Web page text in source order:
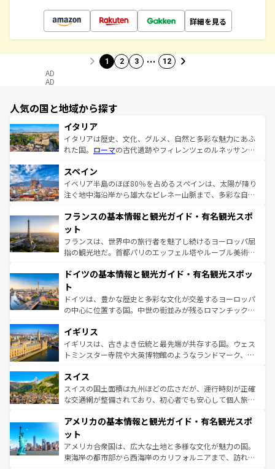
詳細を見る
1 2 3 … 12
AD
AD
人気の国と地域から探す
イタリア
イタリアは歴史、文化、グルメ、自然と多彩な魅力にあふ
れた国。 ローマの古代遺跡やフィレンツェのルネッサンス
ろん、トスカーナの美しい田園風景やアマルフィ海岸の絶
景など、自然景観も見逃せない。観光の合間には、本場の
ピザやパスタなど、絶品のイタリア料理を堪能することも
ませてくれるイタリアで、忘れられない旅をしてみよう！
なお、新着のイタリア情報は
しい。
スペイン
イベリア半島のほぼ80％を占めるスペインは、太陽が降り
注ぐ地中海沿岸から雄大なピレネー山脈まで、多彩な自然
文化が根付くこの国では、情熱的なフラメンコ、熱気あふ
れる闘牛、そして美味しいタパスが生活の一部となってい
る。首都マドリードの洗練された雰囲気や、バルセロナの
アートに溢れた街角から、地方では古代ローマ遺跡や中世
せる。地方によって風土や気候が異なるスペインはその個
ンテンツ一覧 を参照してほしい。
フランスの基本情報と観光ガイド・有名観光スポ
ット
フランスは、世界中の旅行者を魅了し続けるヨーロッパ屈
指の観光地だ。首都パリのエッフェル塔やルーブル美術館
で、幅広い魅力が詰まっている。華麗な宮殿、歴史的な大
聖堂、美しいビーチ、そして豊かな自然が、訪れる者を心
から魅了する。また、フランスは美食の国としても知ら
れ、フランス料理はユネスコ無形文化遺産にも登録されて
香り高いラベンダー畑など、多彩な楽しみ方が可能だ。さ
らに、パリ以外の地域にも魅力が溢れており、どの街角に
も豊かな歴史と文化が息づいている。パリ以外の個性あふ
を参照してほしい。
ドイツの基本情報と観光ガイド・有名観光スポッ
ト
ドイツは、豊かな歴史と多彩な文化が交差するヨーロッパ
の中心に位置する国。中世の街並みが残るロマンチック街
顔を持つこの国は、どこを歩いても飽きることがない。ベ
ルリンの文化的活気、バイエルン州のアルプスの絶景、そ
してライン川沿いのワイン畑といった風景は必見。ビール
は、お酒好きな人にはぜひ体験してほしい。 なお、新着の
ドイツ情報はコンテンツ一覧を参照してほしい。
イギリス
イギリスは、古きよき伝統と最先端が共存する国。ウェス
トミンスター寺院や大英博物館のようなランドマーク、歴
リアごとに異なる魅力がある。また、優雅なアフタヌーン
ティー、ビール好きにはたまらない英国パブ、サッカー観
戦など、本場だからこそできる体験も豊富。イギリスを旅
ンツ一覧を参照してほしい。
スイス
スイスの国土面積は九州ほどの広さだが、運行時刻が正確
な交通網が整備されており、初心者でも安心して個人旅行
の建物がそのまま残る町や、スイスならではのユニークな
博物館もあり、アルプス観光だけでなく町歩きも満喫する
ことができる。国民の所得が高いため物価も高いが、旅行
者向けの交通パス提供のサービスもあり、うまく活用すれ
アメリカの基本情報と観光ガイド・有名観光スポ
ット
アメリカ合衆国は、広大な土地と多様な文化が魅力の国。
東海岸の都市部から西海岸のカリフォルニアまで、訪れる